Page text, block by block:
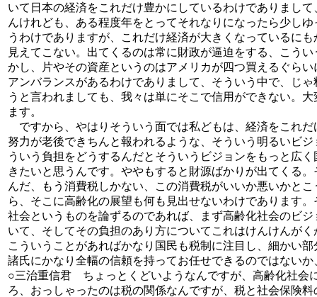
いて日本の経済をこれだけ豊かにしているわけでありまし
んけれども、ある程度年をとってそれなりになったら少し
うわけでありますが、これだけ経済が大きくなっているに
見えてこない。出てくるのは常に財政が逼迫をする、こう
かし、片やその資産というのはアメリカが四つ買えるぐら
アンバランスがあるわけでありまして、そういう中で、じ
うと言われましても、我々は単にそこで信用ができない。
ます。
ですから、やはりそういう面では私どもは、経済をこれ
努力が老後できちんと報われるような、そういう明るいビ
ういう負担をどうするんだとそういうビジョンをもっと広
きたいと思うんです。ややもすると財源ばかりが出てくる
んだ、もう消費税しかない、この消費税がいいか悪いかと
ら、そこに高齢化の展望も何も見出せないわけであります
社会というものを論ずるのであれば、まず高齢化社会のビ
いて、そしてその負担のあり方についてこれはけんけんが
こういうことがあればかなり国民も税制に注目し、細かい
諸氏にかなり全幅の信頼を持ってお任せできるのではない
○三治重信君 ちょっとくどいようなんですが、高齢化社会
ろ、おっしゃったのは税の関係なんですが、税と社会保険